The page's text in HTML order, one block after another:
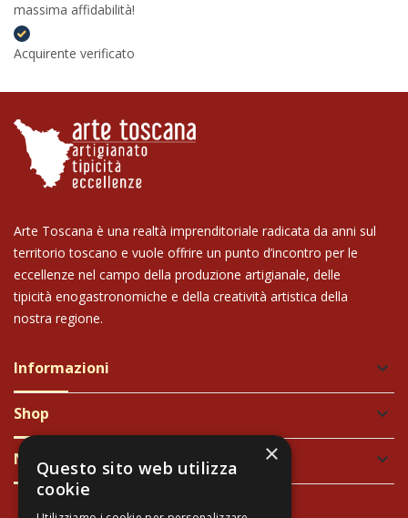
massima affidabilità!
Acquirente verificato
Arte Toscana è una realtà imprenditoriale radicata da anni sul
territorio toscano e vuole offrire un punto d’incontro per le
eccellenze nel campo della produzione artigianale, delle
tipicità enogastronomiche e della creatività artistica della
nostra regione.
Informazioni keyboard_arrow_down
Shop keyboard_arrow_down
Newsletter keyboard_arrow_down
×
Questo sito web utilizza
cookie